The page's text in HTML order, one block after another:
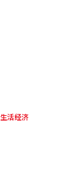
生活经济